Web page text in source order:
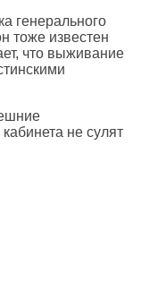
генерального
тоже известен
что выживание
не сулят